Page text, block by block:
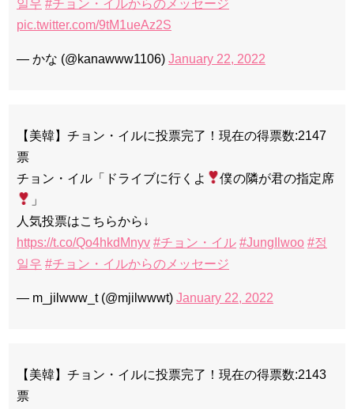
일우 #チョン・イルからのメッセージ
pic.twitter.com/9tM1ueAz2S
— かな (@kanawww1106) January 22, 2022
【美韓】チョン・イルに投票完了！現在の得票数:2147
票
チョン・イル「ドライブに行くよ
僕の隣が君の指定席
」
人気投票はこちらから↓
https://t.co/Qo4hkdMnyv #チョン・イル #JungIlwoo #정
일우 #チョン・イルからのメッセージ
— m_jilwww_t (@mjilwwwt) January 22, 2022
【美韓】チョン・イルに投票完了！現在の得票数:2143
票